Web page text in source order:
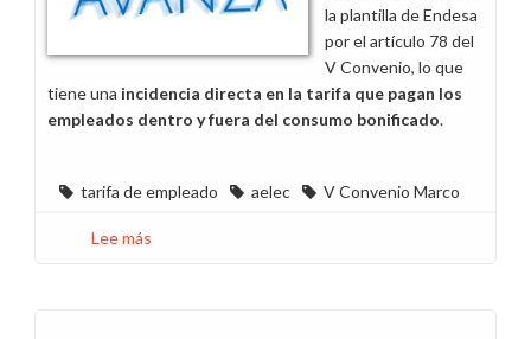
la plantilla de Endesa
por el artículo 78 del
V Convenio, lo que
tiene una incidencia directa en la tarifa que pagan los
empleados dentro y fuera del consumo bonificado.
tarifa de empleado aelec V Convenio Marco
Lee más